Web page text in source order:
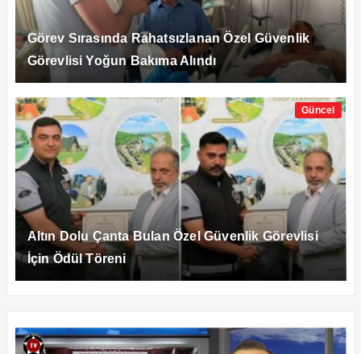
Görev Sırasında Rahatsızlanan Özel Güvenlik
Görevlisi Yoğun Bakıma Alındı
Güncel
Altın Dolu Çanta Bulan Özel Güvenlik Görevlisi
İçin Ödül Töreni